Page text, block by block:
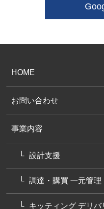
HOME
お問い合わせ
事業内容
設計支援
調達・購買 一元管理
キッティング デリバ